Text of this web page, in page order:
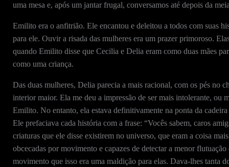
uma mesa e, após um jantar frugal, conversamos até depois da
Emilito era o anfitrião. Ele encantou e deleitou a todos com suas
para ele. Ouvir a risada das mulheres era um prazer primoroso.
quando Emilito disse que Cecilia e Delia eram como duas mães
como uma criança.
Das duas mulheres, Delia parecia a mais racional, com os pés no
interior maior. Ela me deu a impressão de ser mais intolerante, ou
Emilito. No entanto, ela estava definitivamente na ponta da
Ele prefaciava cada história com a frase: “Vocês sabem, caros
criaturas que ele disse existirem no universo, que eram a coisa
obcecadas por movimento e capazes de detectar a menor
movimento que isso era uma maldição para elas. Dava-lhes tanta